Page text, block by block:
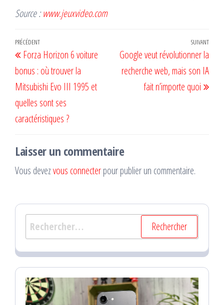
Source :www.jeuxvideo.com
Navigation
de
l’article
Article
précédent
PRÉCÉDENT
Forza Horizon 6 voiture
bonus : où trouver la
Mitsubishi Evo III 1995 et
quelles sont ses
caractéristiques ?
SUIVANT
Google veut révolutionner la
recherche web, mais son IA
fait n’importe quoi
Laisser un commentaire
Vous devezvous connecterpour publier un commentaire.
Rechercher :